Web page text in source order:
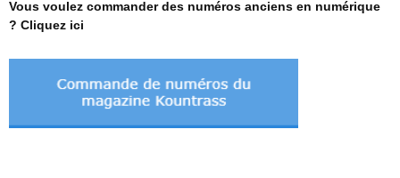
Vous voulez commander des numéros anciens en numérique
? Cliquez ici